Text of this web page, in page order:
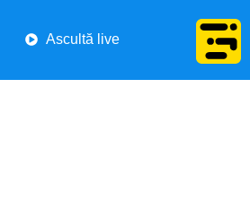
Ascultă live